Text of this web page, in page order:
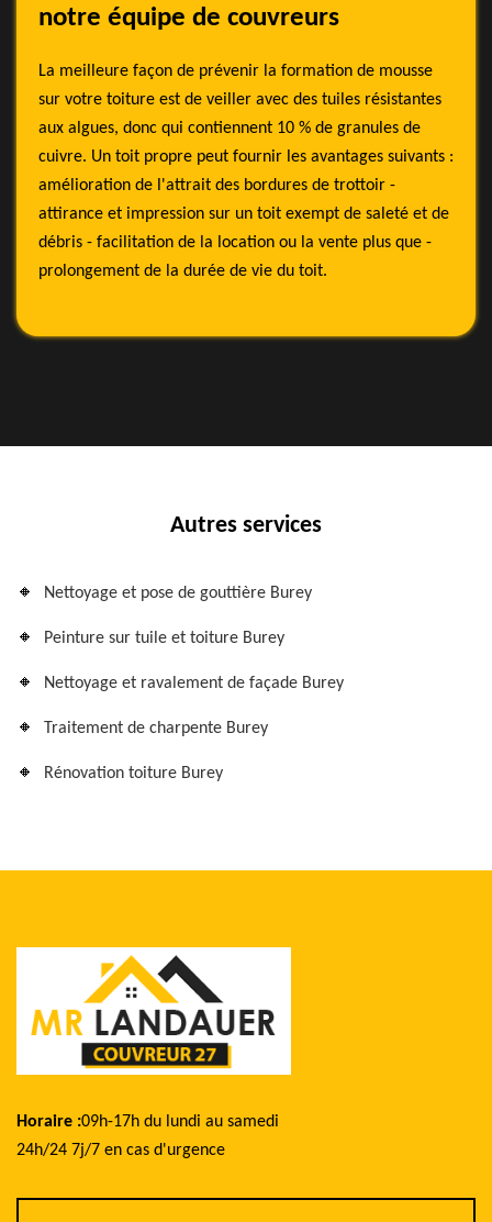
notre équipe de couvreurs
La meilleure façon de prévenir la formation de mousse
sur votre toiture est de veiller avec des tuiles résistantes
aux algues, donc qui contiennent 10 % de granules de
cuivre. Un toit propre peut fournir les avantages suivants :
amélioration de l'attrait des bordures de trottoir -
attirance et impression sur un toit exempt de saleté et de
débris - facilitation de la location ou la vente plus que -
prolongement de la durée de vie du toit.
Autres services
Nettoyage et pose de gouttière Burey
Peinture sur tuile et toiture Burey
Nettoyage et ravalement de façade Burey
Traitement de charpente Burey
Rénovation toiture Burey
Horaire :09h-17h du lundi au samedi
24h/24 7j/7 en cas d'urgence